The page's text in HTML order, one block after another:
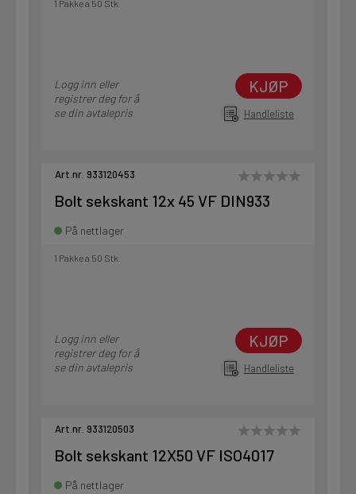
1 Pakke a 50 Stk
Logg inn eller
registrer deg for å
se din avtalepris
KJØP
Handleliste
Art.nr. 933120453
Bolt sekskant 12x 45 VF DIN933
På nettlager
1 Pakke a 50 Stk
Logg inn eller
registrer deg for å
se din avtalepris
KJØP
Handleliste
Art.nr. 933120503
Bolt sekskant 12X50 VF ISO4017
På nettlager